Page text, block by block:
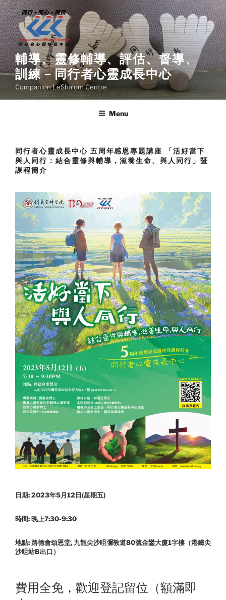
Skip
to
content
輔導、靈修輔導、評估、督導、
訓練－同行者心靈成長中心
Companion LeShalom Centre
Menu
同行者心靈成長中心 五周年感恩專題講座 「活好當下
與人同行：結合靈修與輔導，滋養生命、與人同行」暨
課程簡介
日期: 2023年5月12日(星期五)
時間: 晚上7:30-9:30
地點: 路德會頌恩堂, 九龍尖沙咀彌敦道80號金鑾大廈1字樓（港鐵尖
沙咀站B出口）
費用全免，歡迎登記留位（額滿即